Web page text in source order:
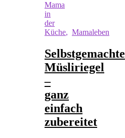
Mama
in
der
Küche, Mamaleben
Selbstgemachte
Müsliriegel
–
ganz
einfach
zubereitet